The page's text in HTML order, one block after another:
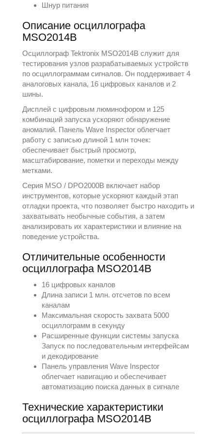
Шнур питания
Описание осциллографа
MSO2014B
Осциллограф Tektronix MSO2014B служит для
тестирования узлов разрабатываемых устройств
по осциллограммам сигналов. Он поддерживает 4
аналоговых канала, 16 цифровых каналов и 2
шины.
Дисплей с цифровым люминофором и 125
комбинаций запуска ускоряют обнаружение
аномалий. Панель Wave Inspector облегчает
работу с записью длиной 1 млн точек:
обеспечивает быстрый просмотр,
масштабирование, пометки и переходы между
метками.
Серия MSO / DPO2000B включает набор
инструментов, которые ускоряют каждый этап
отладки проекта, что позволяет быстро находить и
захватывать необычные события, а затем
анализировать их характеристики и влияние на
поведение устройства.
Отличительные особенности
осциллографа MSO2014B
16 цифровых каналов
Длина записи 1 млн. отсчетов по всем
каналам
Максимальная скорость захвата 5000
осциллограмм в секунду
Расширенные функции системы запуска
Запуск по последовательным интерфейсам
и декодирование
Панель управления Wave Inspector
облегчает навигацию и обеспечивает
автоматизацию поиска данных в сигнале
Теxнические xарактеристики
осциллографа MSO2014B